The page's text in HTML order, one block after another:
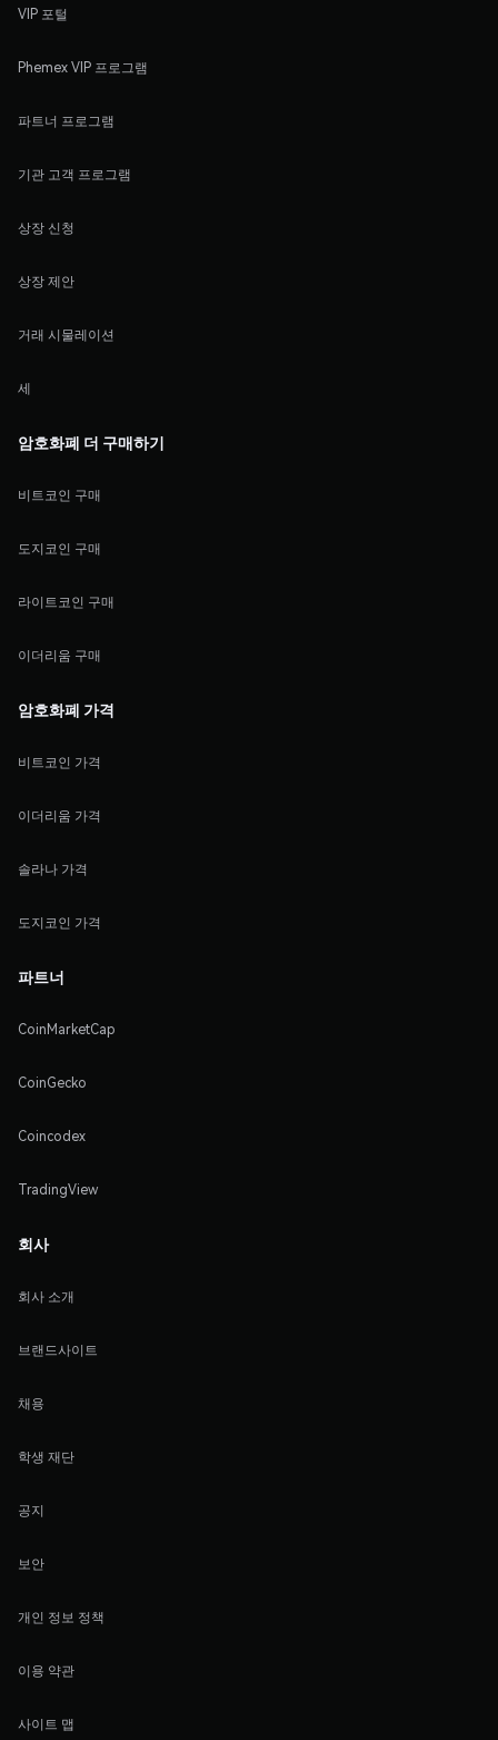
VIP 포털
Phemex VIP 프로그램
파트너 프로그램
기관 고객 프로그램
상장 신청
상장 제안
거래 시물레이션
세
암호화폐 더 구매하기
비트코인 구매
도지코인 구매
라이트코인 구매
이더리움 구매
암호화폐 가격
비트코인 가격
이더리움 가격
솔라나 가격
도지코인 가격
파트너
CoinMarketCap
CoinGecko
Coincodex
TradingView
회사
회사 소개
브랜드사이트
채용
학생 재단
공지
보안
개인 정보 정책
이용 약관
사이트 맵